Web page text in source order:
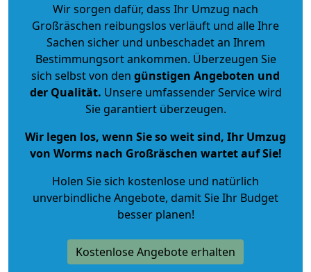
Wir sorgen dafür, dass Ihr Umzug nach
Großräschen reibungslos verläuft und alle Ihre
Sachen sicher und unbeschadet an Ihrem
Bestimmungsort ankommen. Überzeugen Sie
sich selbst von den günstigen Angeboten und
der Qualität. Unsere umfassender Service wird
Sie garantiert überzeugen.
Wir legen los, wenn Sie so weit sind, Ihr Umzug
von Worms nach Großräschen wartet auf Sie!
Holen Sie sich kostenlose und natürlich
unverbindliche Angebote, damit Sie Ihr Budget
besser planen!
Kostenlose Angebote erhalten